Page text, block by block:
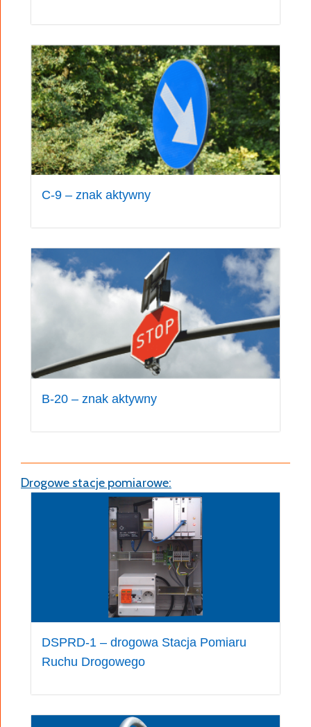
Sterowanie obszarowe
Przy użyciu grupy sterowników
zrealizować system sterowania obszarowego bez
użycia centralnych urządzeń sterujących.
Możliwe jest to dzięki wymianie danych
pomiędzy sterownikami zawierających stany
detektorów, stany grup sygnalizacyjnych oraz
wartości dowolnie zdefiniowanych przez
użytkownika zmiennych. Wszystkie te dane mogą
występować w warunkach logicznych, które
wyznaczają sposób sterowania grupami i fazami
w dowolnym sterowniku w sieci. Używając tych
zaprogramować algorytm sterowania
Powyższy mechanizm obsługuje także polecenia z
centrali sterowania oraz sygnały z pojazdów
komunikacji zbiorowej i uprzywilejowanych.
Programowanie sterownika
Sterownik można zaprogramować przy pomocy
specjalizowanego programuAster
realizuje wszystkie funkcje niezbędne do
tworzenia dowolnych algorytmów sterowania
grupowego i fazowego. Przy jego pomocy
programuje się także układy kontrolne sterownika
ProgramAsterITprojumożliwia także
debugowanie skryptów i graficzne testowanie
C-9 – znak aktywny
B-20 – znak aktywny
Drogowe stacje pomiarowe:
DSPRD-1 – drogowa Stacja Pomiaru
Ruchu Drogowego